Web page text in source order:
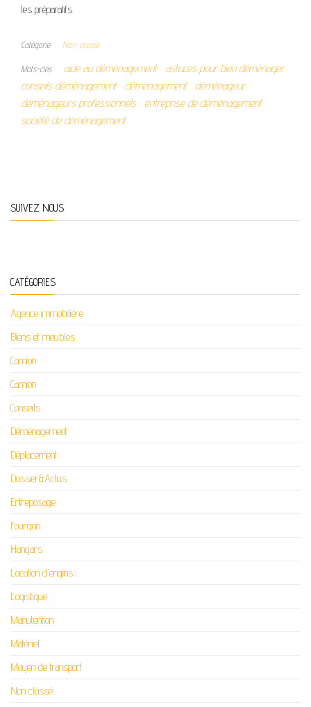
les préparatifs.
Catégorie Non classé
Mots-clés aide au déménagement
astuces pour bien déménager
conseils déménagement
déménagement
déménageur
déménageurs professionnels
entreprise de déménagement
société de déménagement
SUIVEZ NOUS
CATÉGORIES
Agence immobilière
Biens et meubles
Camion
Camion
Conseils
Déménagement
Déplacement
Dossier&Actus
Entreposage
Fourgon
Hangars
Location d'engins
Logistique
Manutention
Matériel
Moyen de transport
Non classé